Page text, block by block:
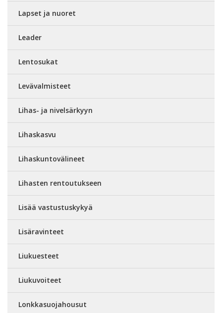
Lapset ja nuoret
Leader
Lentosukat
Levävalmisteet
Lihas- ja nivelsärkyyn
Lihaskasvu
Lihaskuntovälineet
Lihasten rentoutukseen
Lisää vastustuskykyä
Lisäravinteet
Liukuesteet
Liukuvoiteet
Lonkkasuojahousut